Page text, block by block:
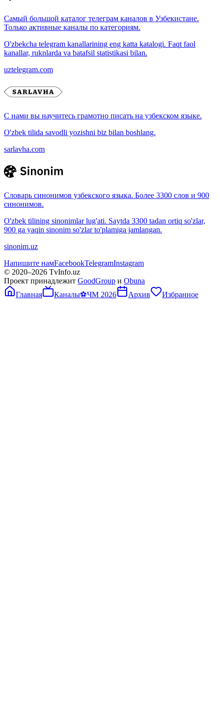
Самый большой каталог телеграм каналов в Узбекистане.
Только активные каналы по категориям.
O'zbekcha telegram kanallarining eng katta katalogi. Faqt faol
kanallar, ruknlarda va batafsil statistikasi bilan.
uztelegram.com
С нами вы научитесь грамотно писать на узбекском языке.
O'zbek tilida savodli yozishni biz bilan boshlang.
sarlavha.com
Словарь синонимов узбекского языка. Более 3300 слов и 900
синонимов.
O'zbek tilining sinonimlar lug'ati. Saytda 3300 tadan ortiq so'zlar,
900 ga yaqin sinonim so'zlar to'plamiga jamlangan.
sinonim.uz
Напишите намFacebookTelegramInstagram
© 2020–2026 TvInfo.uz
Проект принадлежит GoodGroup и Obuna
Главная
Каналы⚽ЧМ 2026 Архив Избранное